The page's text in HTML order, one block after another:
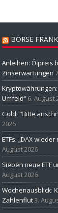
BÖRSE
Anleihen: Ölpreis
Zinserwartungen
Kryptowährungen:
Umfeld“ 6. August
Gold: "Bitte
2026
ETFs: „DAX
August 2026
Sieben neue ETF
August 2026
Wochenausblick:
Zahlenflut3.